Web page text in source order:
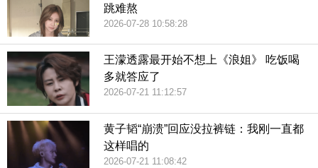
跳难熬
2026-07-28 10:58:28
王濛透露最开始不想上《浪姐》 吃饭喝
多就答应了
2026-07-21 11:12:57
黄子韬“崩溃”回应没拉裤链：我刚一直都
这样唱的
2026-07-21 11:08:42